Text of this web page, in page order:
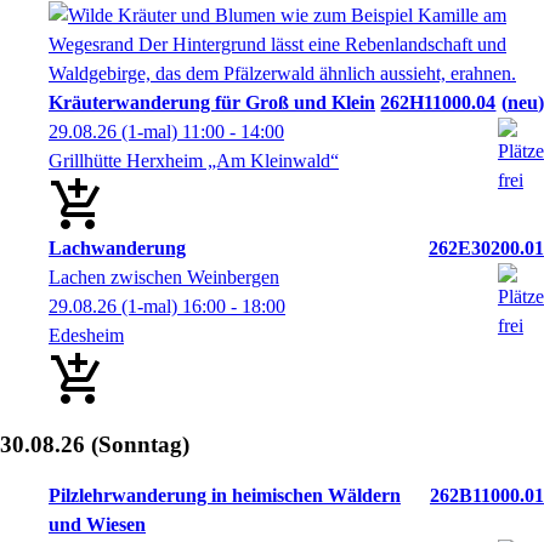
Kräuterwanderung für Groß und Klein 262H11000.04 neu
29.08.26 (1-mal) 11:00 - 14:00
Grillhütte Herxheim „Am Kleinwald“
Lachwanderung
262E30200.01
Lachen zwischen Weinbergen
29.08.26 (1-mal) 16:00 - 18:00
Edesheim
30.08.26 (Sonntag)
Pilzlehrwanderung in heimischen Wäldern
und Wiesen
262B11000.01